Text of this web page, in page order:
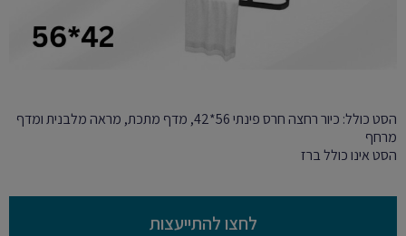
הסט כולל: כיור רחצה חרס פינתי 56*42, מדף מתכת, מראה מלבנית ומדף
מרחף
הסט אינו כולל ברז
לחצו להתייעצות